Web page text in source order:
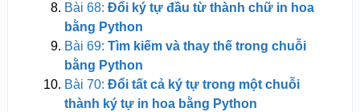
Bài 68: Đổi ký tự đầu từ thành chữ in hoa
bằng Python
Bài 69: Tìm kiếm và thay thế trong chuỗi
bằng Python
Bài 70: Đổi tất cả ký tự trong một chuỗi
thành ký tự in hoa bằng Python